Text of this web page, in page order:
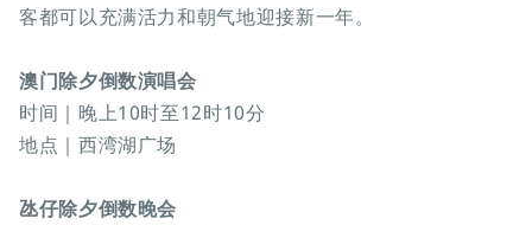
客都可以充满活力和朝气地迎接新一年。
澳门除夕倒数演唱会
时间｜晚上10时至12时10分
地点｜西湾湖广场
氹仔除夕倒数晚会